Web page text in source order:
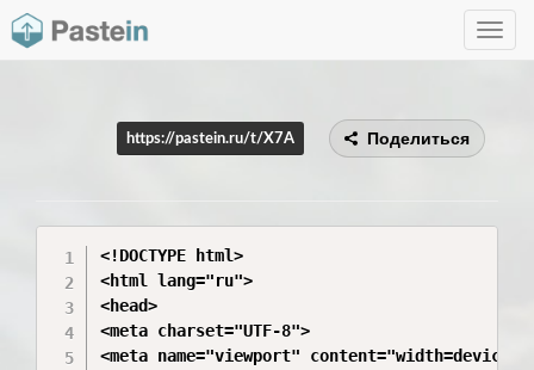
Toggle
https://pastein.ru/t/X7A Поделиться
<!DOCTYPE html>
<html lang="ru">
<head>
<meta charset="UTF-8">
<meta name="viewport"